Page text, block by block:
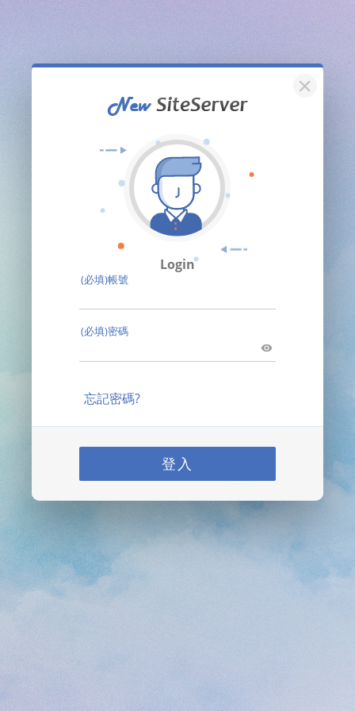
Login
(必填)帳號
(必填)密碼
忘記密碼?
登入